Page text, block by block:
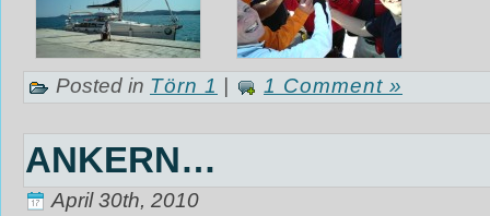
Posted in Törn 1 1 Comment »
ANKERN…
April 30th, 2010